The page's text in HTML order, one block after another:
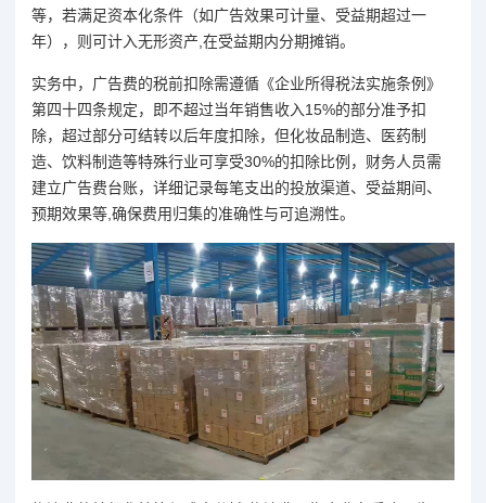
等，若满足资本化条件（如广告效果可计量、受益期超过一
年），则可计入无形资产,在受益期内分期摊销。
实务中，广告费的税前扣除需遵循《企业所得税法实施条例》
第四十四条规定，即不超过当年销售收入15%的部分准予扣
除，超过部分可结转以后年度扣除，但化妆品制造、医药制
造、饮料制造等特殊行业可享受30%的扣除比例，财务人员需
建立广告费台账，详细记录每笔支出的投放渠道、受益期间、
预期效果等,确保费用归集的准确性与可追溯性。